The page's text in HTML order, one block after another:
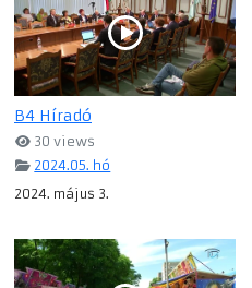
B4 Híradó
30 views
2024.05. hó
2024. május 3.